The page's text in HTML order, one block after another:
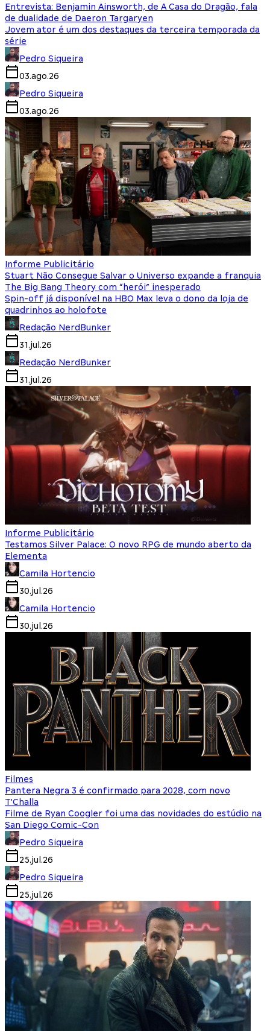
Entrevista: Benjamin Ainsworth, de A Casa do Dragão, fala
de dualidade de Daeron Targaryen
Jovem ator é um dos destaques da terceira temporada da
série
Pedro Siqueira
03.ago.26
Pedro Siqueira
03.ago.26
Informe Publicitário
Stuart Não Consegue Salvar o Universo expande a franquia
The Big Bang Theory com “herói” inesperado
Spin-off já disponível na HBO Max leva o dono da loja de
quadrinhos ao holofote
Redação NerdBunker
31.jul.26
Redação NerdBunker
31.jul.26
Informe Publicitário
Testamos Silver Palace: O novo RPG de mundo aberto da
Elementa
Camila Hortencio
30.jul.26
Camila Hortencio
30.jul.26
Filmes
Pantera Negra 3 é confirmado para 2028, com novo
T'Challa
Filme de Ryan Coogler foi uma das novidades do estúdio na
San Diego Comic-Con
Pedro Siqueira
25.jul.26
Pedro Siqueira
25.jul.26